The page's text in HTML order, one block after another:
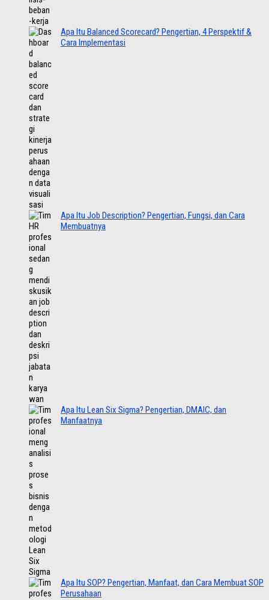
Apa Itu Balanced Scorecard? Pengertian, 4 Perspektif &
Cara Implementasi
Apa Itu Job Description? Pengertian, Fungsi, dan Cara
Membuatnya
Apa Itu Lean Six Sigma? Pengertian, DMAIC, dan
Manfaatnya
Apa Itu SOP? Pengertian, Manfaat, dan Cara Membuat SOP
Perusahaan